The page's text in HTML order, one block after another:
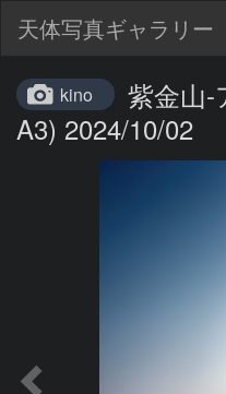
天体写真ギャラリー
kino
紫金山-
A3) 2024/10/02